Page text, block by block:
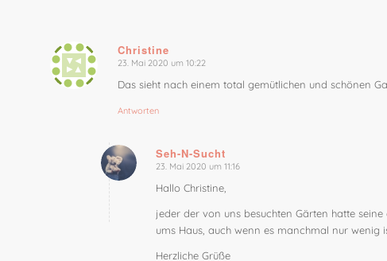
Christine
sagte:
23. Mai 2020 um 10:22
Das sieht nach einem total gemütlichen und schönen
Antworten
Seh-N-Sucht
sagte:
23. Mai 2020 um 11:16
Hallo Christine,
jeder der von uns besuchten Gärten hatte
ums Haus, auch wenn es manchmal nur wenig
Herzliche Grüße